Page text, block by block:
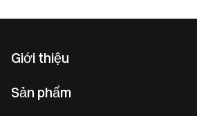
Giới thiệu
Sản phẩm